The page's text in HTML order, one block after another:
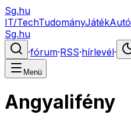
Sg.hu
IT/TechTudományJátékAutó
Sg.hu
·fórum·RSS·hírlevél·
Menü
Angyalifény